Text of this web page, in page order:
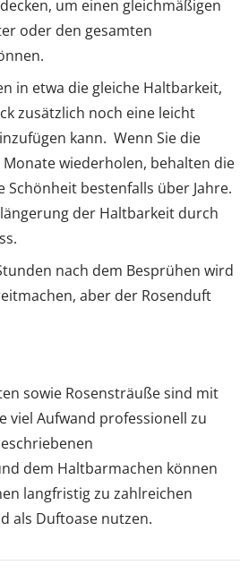
um einen gleichmäßigen
oder den gesamten
in etwa die gleiche Haltbarkeit,
zusätzlich noch eine leicht
kann. Wenn Sie die
wiederholen, behalten die
Schönheit bestenfalls über Jahre.
der Haltbarkeit durch
nach dem Besprühen wird
aber der Rosenduft
sowie Rosensträuße sind mit
viel Aufwand professionell zu
dem Haltbarmachen können
langfristig zu zahlreichen
als Duftoase nutzen.